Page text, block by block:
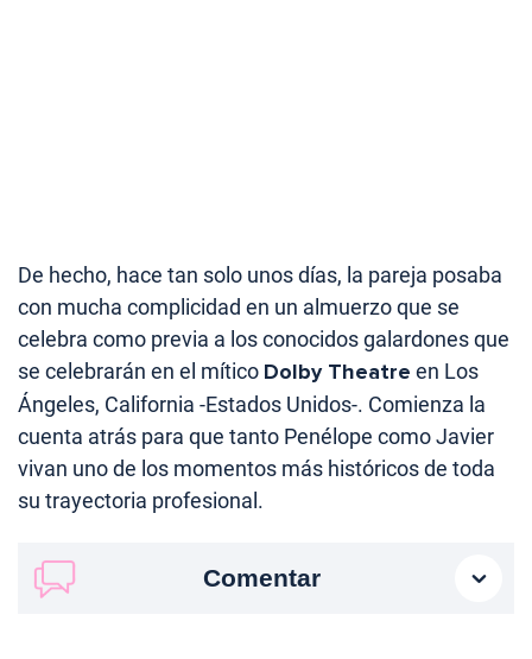
De hecho, hace tan solo unos días, la pareja posaba
con mucha complicidad en un almuerzo que se
celebra como previa a los conocidos galardones que
se celebrarán en el mítico Dolby Theatre en Los
Ángeles, California -Estados Unidos-. Comienza la
cuenta atrás para que tanto Penélope como Javier
vivan uno de los momentos más históricos de toda
su trayectoria profesional.
Comentar